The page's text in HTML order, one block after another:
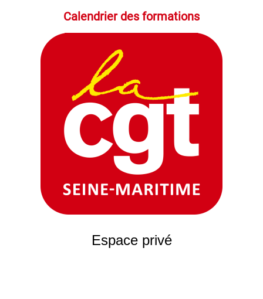
Calendrier des formations
Espace privé